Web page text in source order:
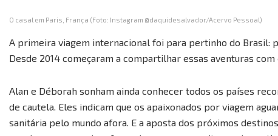
O casal em Paris, França (Foto: Instagram @daquidesalvador/Acervo Pessoal)
A primeira viagem internacional foi para pertinho do Brasil:
Desde 2014 começaram a compartilhar essas aventuras com
Alan e Déborah sonham ainda conhecer todos os países
de cautela. Eles indicam que os apaixonados por viagem
sanitária pelo mundo afora. E a aposta dos próximos